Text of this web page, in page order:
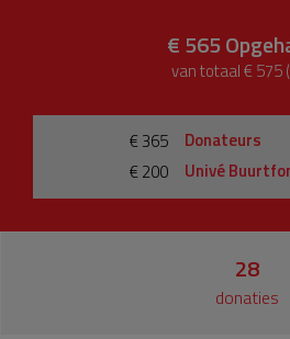
€ 565
van totaal € 575
€ 365
Donateurs
€ 200
Univé
28
donaties